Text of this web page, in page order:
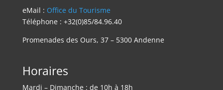
eMail : Office du Tourisme
Téléphone : +32(0)85/84.96.40
Promenades des Ours, 37 – 5300 Andenne
Horaires
Mardi – Dimanche : de 10h à 18h